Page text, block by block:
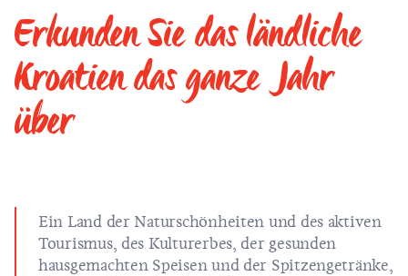
Erkunden Sie das ländliche
Kroatien das ganze Jahr
über
Ein Land der Naturschönheiten und des aktiven
Tourismus, des Kulturerbes, der gesunden
hausgemachten Speisen und der Spitzengetränke,